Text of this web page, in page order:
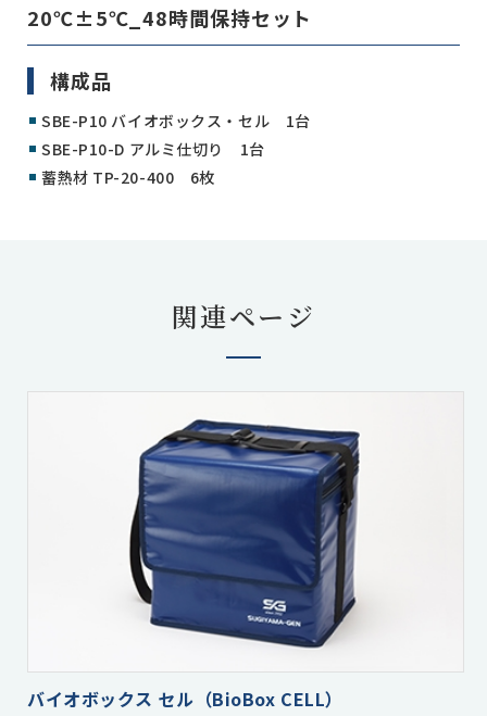
20℃±5℃_48時間保持セット
構成品
SBE-P10 バイオボックス・セル 1台
SBE-P10-D アルミ仕切り 1台
蓄熱材 TP-20-400 6枚
関連ページ
バイオボックス セル （BioBox CELL）